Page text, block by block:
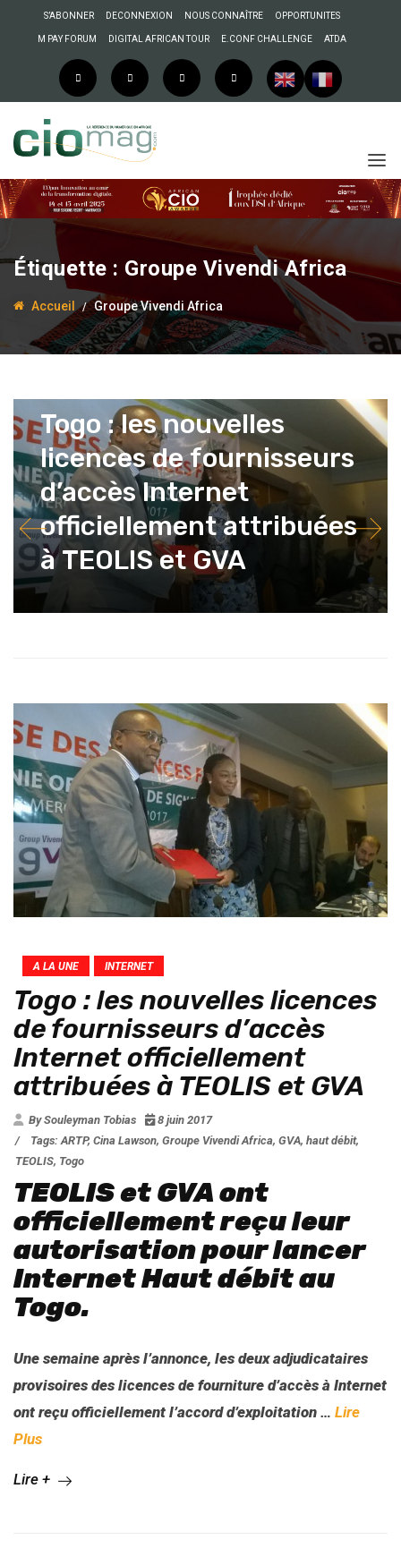
S’ABONNER DECONNEXION NOUS CONNAÎTRE OPPORTUNITES
M PAY FORUM DIGITAL AFRICAN TOUR E.CONF CHALLENGE ATDA
Étiquette : Groupe Vivendi Africa
Accueil Groupe Vivendi Africa
Togo : les nouvelles
licences de fournisseurs
d’accès Internet
officiellement attribuées
à TEOLIS et GVA
A LA UNE INTERNET
Togo : les nouvelles licences
de fournisseurs d’accès
Internet officiellement
attribuées à TEOLIS et GVA
By Souleyman Tobias
8 juin 2017
/
Tags:ARTP, Cina Lawson, Groupe Vivendi Africa, GVA, haut débit,
TEOLIS, Togo
TEOLIS et GVA ont
officiellement reçu leur
autorisation pour lancer
Internet Haut débit au
Togo.
Une semaine après l’annonce, les deux adjudicataires
provisoires des licences de fourniture d’accès à Internet
ont reçu officiellement l’accord d’exploitation … Lire
Plus
Lire +